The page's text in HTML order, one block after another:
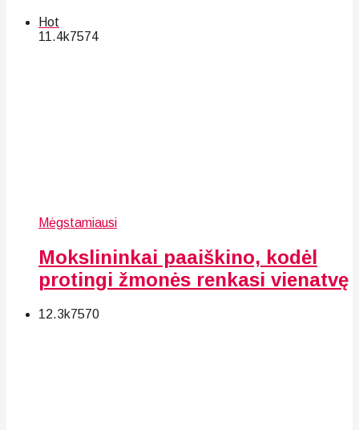
Hot
11.4k7574
Mėgstamiausi
Mokslininkai paaiškino, kodėl
protingi žmonės renkasi vienatvę
12.3k7570